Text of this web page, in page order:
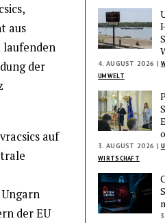
aus
laufenden
der
auf
der EU
4. AUGUST 2026 |
UMWELT
3. AUGUST 2026 |
WIRTSCHAFT